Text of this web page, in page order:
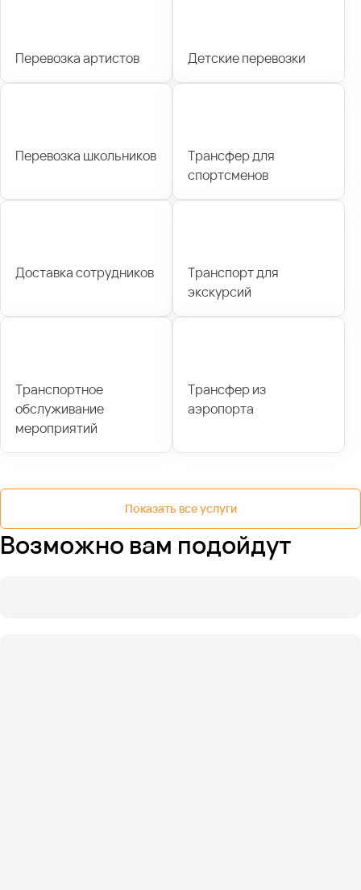
Перевозка артистов Детские перевозки
Перевозка школьников
Трансфер для
спортсменов
Доставка сотрудников
Транспорт для
экскурсий
Транспортное
обслуживание
мероприятий
Трансфер из
аэропорта
Показать все услуги
Возможно вам подойдут